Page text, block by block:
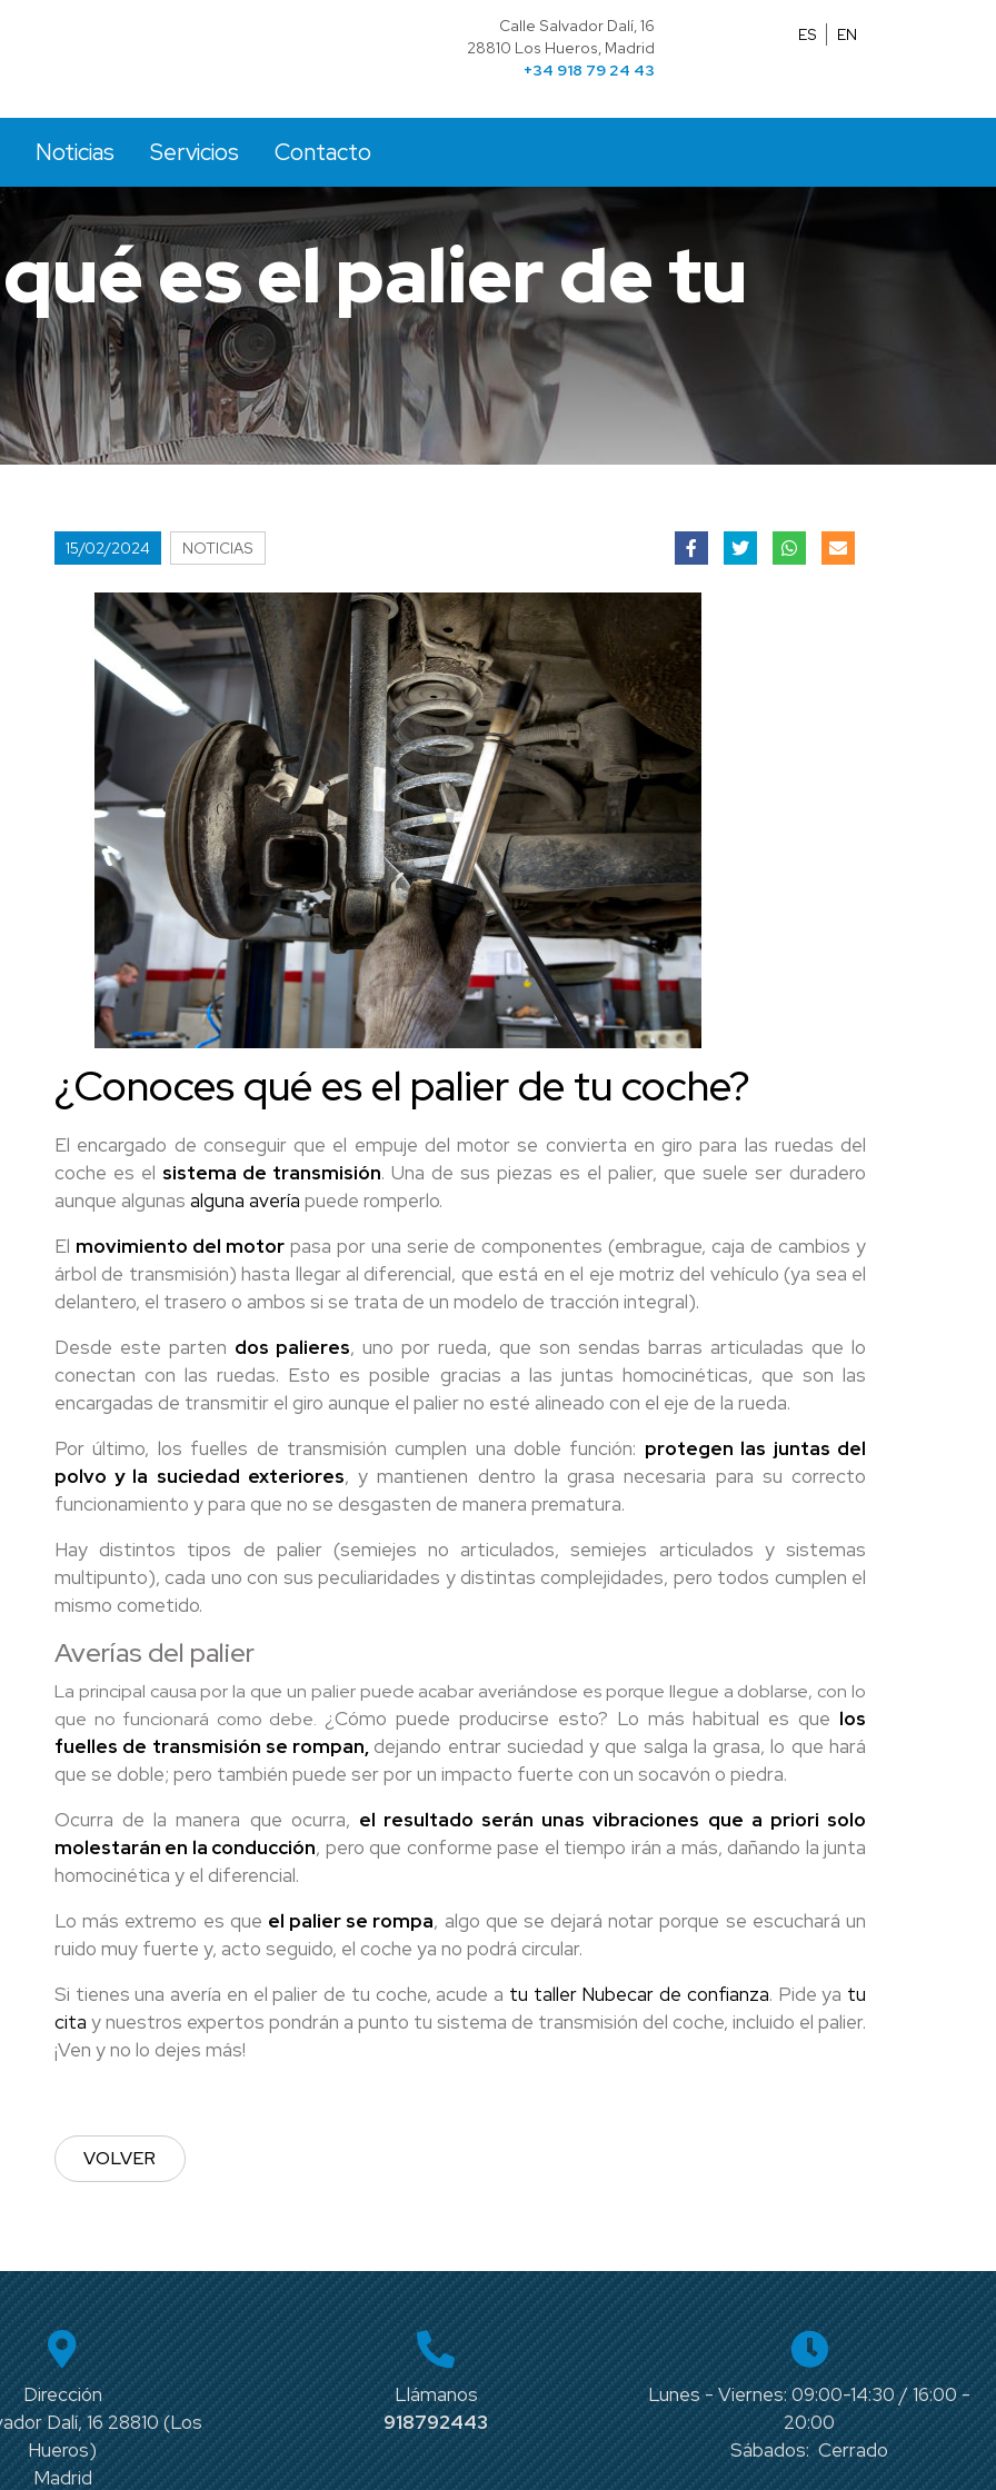
Calle Salvador Dalí, 16
28810 Los Hueros, Madrid
+34 918 79 24 43
ES EN
Noticias Servicios Contacto
es el palier de tu
15/02/2024 NOTICIAS
¿Conoces qué es el palier de tu coche?
El encargado de conseguir que el empuje del motor se convierta en giro para las ruedas del
coche es el sistema de transmisión. Una de sus piezas es el palier, que suele ser duradero
aunque algunas alguna avería puede romperlo.
El movimiento del motorpasa por una serie de componentes (embrague, caja de cambios y
árbol de transmisión) hasta llegar al diferencial, que está en el eje motriz del vehículo (ya sea el
delantero, el trasero o ambos si se trata de un modelo de tracción integral).
Desde este parten dos palieres, uno por rueda, que son sendas barras articuladas que lo
conectan con las ruedas. Esto es posible gracias a las juntas homocinéticas, que son las
encargadas de transmitir el giro aunque el palier no esté alineado con el eje de la rueda.
Por último, los fuelles de transmisión cumplen una doble función: protegen las juntas del
polvo y la suciedad exteriores, y mantienen dentro la grasa necesaria para su correcto
funcionamiento y para que no se desgasten de manera prematura.
Hay distintos tipos de palier (semiejes no articulados, semiejes articulados y sistemas
multipunto), cada uno con sus peculiaridades y distintas complejidades, pero todos cumplen el
mismo cometido.
Averías del palier
La principal causa por la que un palier puede acabar averiándose es porque llegue a doblarse, con lo
que no funcionará como debe. ¿Cómo puede producirse esto? Lo más habitual es que los
fuelles de transmisión se rompan,dejando entrar suciedad y que salga la grasa, lo que hará
que se doble; pero también puede ser por un impacto fuerte con un socavón o piedra.
Ocurra de la manera que ocurra, el resultado serán unas vibraciones que a priori solo
molestarán en la conducción, pero que conforme pase el tiempo irán a más, dañando la junta
homocinética y el diferencial.
Lo más extremo es que el palier se rompa, algo que se dejará notar porque se escuchará un
ruido muy fuerte y, acto seguido, el coche ya no podrá circular.
Si tienes una avería en el palier de tu coche, acude a tu taller Nubecar de confianza. Pide ya tu
cita y nuestros expertos pondrán a punto tu sistema de transmisión del coche, incluido el palier.
¡Ven y no lo dejes más!
VOLVER
Dirección
Dalí, 16 28810 (Los
Hueros)
Madrid
Llámanos
918792443
Lunes - Viernes: 09:00-14:30 / 16:00 -
20:00
Sábados: Cerrado